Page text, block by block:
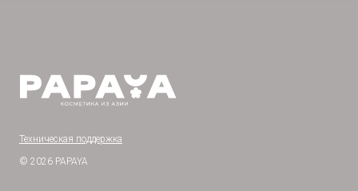
Техническая поддержка
© 2026 PAPAYA